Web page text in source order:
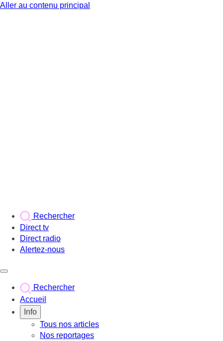
Aller au contenu principal
Rechercher
Direct tv
Direct radio
Alertez-nous
Rechercher
Accueil
Info
Tous nos articles
Nos reportages